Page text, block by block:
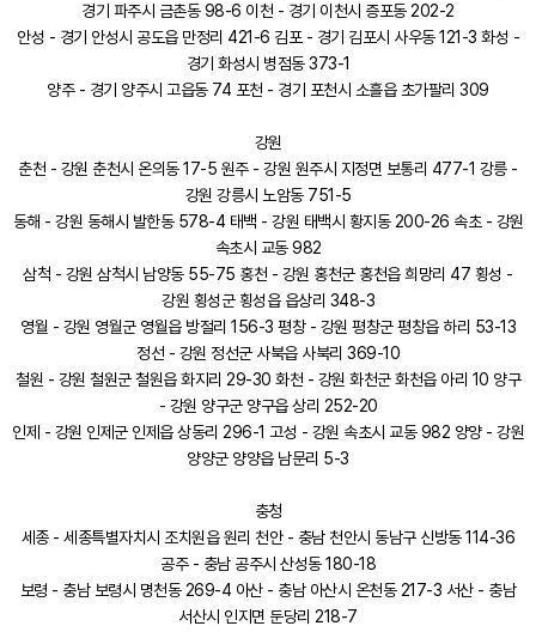
경기 파주시 금촌동 98-6 이천 - 경기 이천시 증포동 202-2
안성 - 경기 안성시 공도읍 만정리 421-6 김포 - 경기 김포시 사우동 121-3 화성 -
경기 화성시 병점동 373-1
양주 - 경기 양주시 고읍동 74 포천 - 경기 포천시 소흘읍 초가팔리 309
강원
춘천 - 강원 춘천시 온의동 17-5 원주 - 강원 원주시 지정면 보통리 477-1 강릉 -
강원 강릉시 노암동 751-5
동해 - 강원 동해시 발한동 578-4 태백 - 강원 태백시 황지동 200-26 속초 - 강원
속초시 교동 982
삼척 - 강원 삼척시 남양동 55-75 홍천 - 강원 홍천군 홍천읍 희망리 47 횡성 -
강원 횡성군 횡성읍 읍상리 348-3
영월 - 강원 영월군 영월읍 방절리 156-3 평창 - 강원 평창군 평창읍 하리 53-13
정선 - 강원 정선군 사북읍 사북리 369-10
철원 - 강원 철원군 철원읍 화지리 29-30 화천 - 강원 화천군 화천읍 아리 10 양구
- 강원 양구군 양구읍 상리 252-20
인제 - 강원 인제군 인제읍 상동리 296-1 고성 - 강원 속초시 교동 982 양양 - 강원
양양군 양양읍 남문리 5-3
충청
세종 - 세종특별자치시 조치원읍 원리 천안 - 충남 천안시 동남구 신방동 114-36
공주 - 충남 공주시 산성동 180-18
보령 - 충남 보령시 명천동 269-4 아산 - 충남 아산시 온천동 217-3 서산 - 충남
서산시 인지면 둔당리 218-7